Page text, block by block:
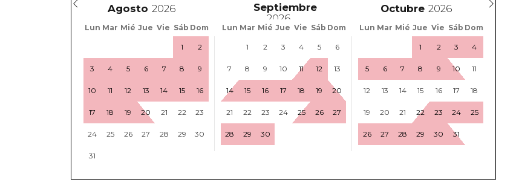
Agosto Septiembre Octubre
Lun Mar Mié Jue Vie Sáb Dom Lun Mar Mié Jue Vie Sáb Dom Lun Mar Mié Jue Vie Sáb Dom
1 2
3 4 5 6 7 8 9
10 11 12 13 14 15 16
17 18 19 20 21 22 23
24 25 26 27 28 29 30
31
1 2 3 4 5 6
7 8 9 10 11 12 13
14 15 16 17 18 19 20
21 22 23 24 25 26 27
28 29 30
1 2 3 4
5 6 7 8 9 10 11
12 13 14 15 16 17 18
19 20 21 22 23 24 25
26 27 28 29 30 31